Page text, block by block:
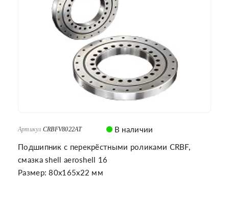
Артикул CRBFV8022AT
В наличии
Подшипник с перекрёстными роликами CRBF,
смазка shell aeroshell 16
Размер: 80x165x22 мм